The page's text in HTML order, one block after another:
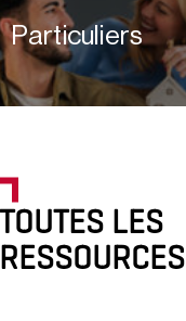
Particuliers
TOUTES LES
RESSOURCES